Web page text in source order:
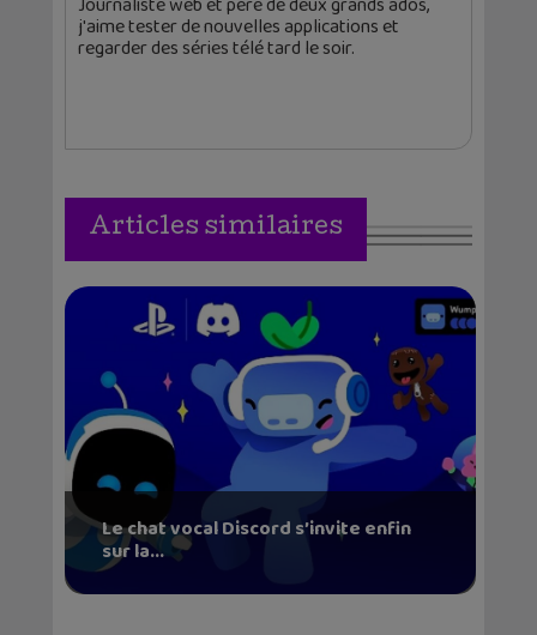
j'aime tester de nouvelles applications et
regarder des séries télé tard le soir.
Articles similaires
Le chat vocal Discord s’invite enfin
sur la...